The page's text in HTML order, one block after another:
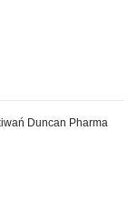
Duncan Pharma